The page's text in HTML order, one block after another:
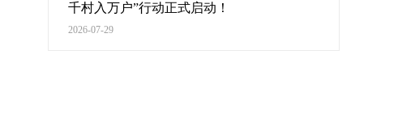
千村入万户”行动正式启动！
2026-07-29